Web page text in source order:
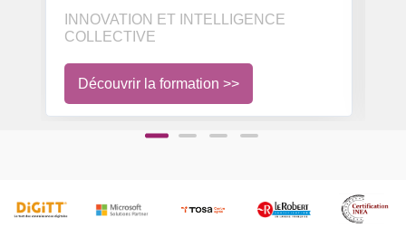
mon entreprise
INNOVATION ET INTELLIGENCE
COLLECTIVE
Découvrir la formation >>